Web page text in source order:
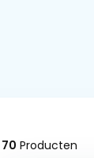
70 Producten